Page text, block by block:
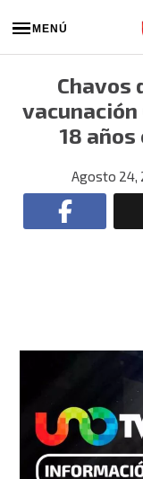
MENÚ
Chavos
vacunación
18
Agosto 24,